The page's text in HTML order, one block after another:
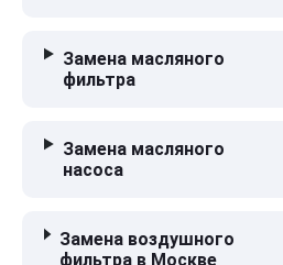
Замена масляного
фильтра
Замена масляного
насоса
Замена воздушного
фильтра в Москве